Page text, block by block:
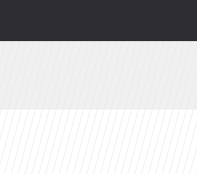
kulisy. HBO Max